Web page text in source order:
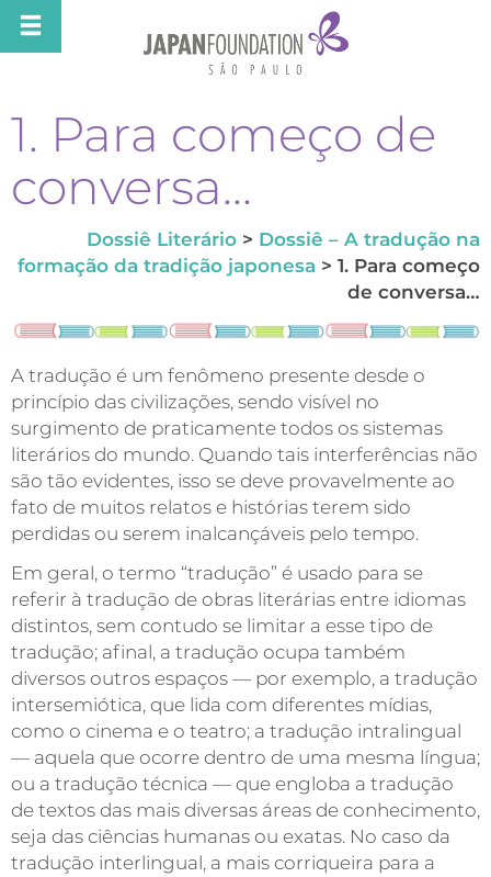
1. Para começo de
conversa…
Dossiê Literário > Dossiê – A tradução na
formação da tradição japonesa > 1. Para começo
de conversa…
A tradução é um fenômeno presente desde o
princípio das civilizações, sendo visível no
surgimento de praticamente todos os sistemas
literários do mundo. Quando tais interferências não
são tão evidentes, isso se deve provavelmente ao
fato de muitos relatos e histórias terem sido
perdidas ou serem inalcançáveis pelo tempo.
Em geral, o termo “tradução” é usado para se
referir à tradução de obras literárias entre idiomas
distintos, sem contudo se limitar a esse tipo de
tradução; afinal, a tradução ocupa também
diversos outros espaços — por exemplo, a tradução
intersemiótica, que lida com diferentes mídias,
como o cinema e o teatro; a tradução intralingual
— aquela que ocorre dentro de uma mesma língua;
ou a tradução técnica — que engloba a tradução
de textos das mais diversas áreas de conhecimento,
seja das ciências humanas ou exatas. No caso da
tradução interlingual, a mais corriqueira para a